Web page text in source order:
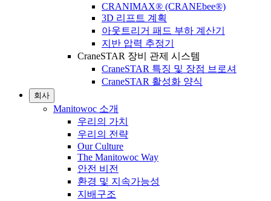
CRANIMAX® (CRANEbee®)
3D 리프트 계획
아웃트리거 패드 부하 계산기
지반 압력 추정기
CraneSTAR 장비 관제 시스템
CraneSTAR 특징 및 장점 브로셔
CraneSTAR 활성화 양식
회사
Manitowoc 소개
우리의 가치
우리의 전략
Our Culture
The Manitowoc Way
안전 비전
환경 및 지속가능성
지배구조